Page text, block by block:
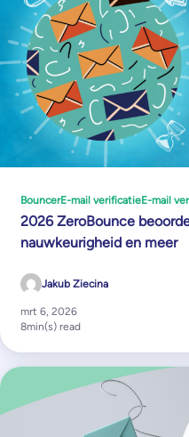
BouncerE-mail verificatieE-mail
2026 ZeroBounce
nauwkeurigheid en meer
Jakub Ziecina
mrt 6, 2026
8min(s) read